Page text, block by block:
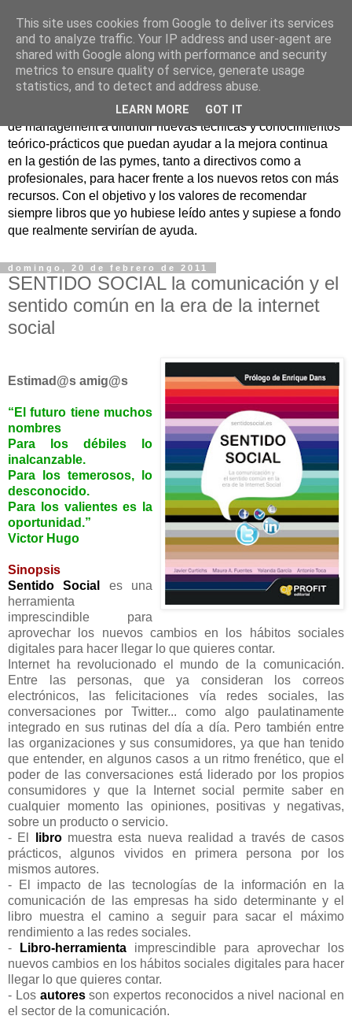
Nuevo Viernes - Nuevo
Libro
Nace con la misión de ayudar mediante la lectura de libros
de management a difundir nuevas técnicas y conocimientos
teórico-prácticos que puedan ayudar a la mejora continua
en la gestión de las pymes, tanto a directivos como a
profesionales, para hacer frente a los nuevos retos con más
recursos. Con el objetivo y los valores de recomendar
siempre libros que yo hubiese leído antes y supiese a fondo
que realmente servirían de ayuda.
domingo, 20 de febrero de 2011
SENTIDO SOCIAL la comunicación y el
sentido común en la era de la internet
social
Estimad@s amig@s
“El futuro tiene muchos
nombres
Para los débiles lo
inalcanzable.
Para los temerosos, lo
desconocido.
Para los valientes es la
oportunidad.”
Victor Hugo
Sinopsis
Sentido Social
es una
herramienta
imprescindible para
aprovechar los nuevos cambios en los hábitos sociales
digitales para hacer llegar lo que quieres contar.
Internet ha revolucionado el mundo de la comunicación.
Entre las personas, que ya consideran los correos
electrónicos, las felicitaciones vía redes sociales, las
conversaciones por Twitter... como algo paulatinamente
integrado en sus rutinas del día a día. Pero también entre
las organizaciones y sus consumidores, ya que han tenido
que entender, en algunos casos a un ritmo frenético, que el
poder de las conversaciones está liderado por los propios
consumidores y que la Internet social permite saber en
cualquier momento las opiniones, positivas y negativas,
sobre un producto o servicio.
- El
libromuestra esta nueva realidad a través de casos
prácticos, algunos vividos en primera persona por los
mismos autores.
- El impacto de las tecnologías de la información en la
comunicación de las empresas ha sido determinante y el
libro muestra el camino a seguir para sacar el máximo
rendimiento a las redes sociales.
-
Libro-herramienta imprescindible para aprovechar los
nuevos cambios en los hábitos sociales digitales para hacer
llegar lo que quieres contar.
- Los autoresson expertos reconocidos a nivel nacional en
el sector de la comunicación.
This site uses cookies from Google to deliver its services
and to analyze traffic. Your IP address and user-agent are
shared with Google along with performance and security
metrics to ensure quality of service, generate usage
statistics, and to detect and address abuse.
LEARN MORE GOT IT